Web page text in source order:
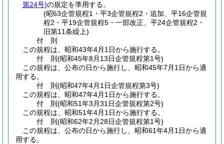
第24号)の規定を準用する。
(昭63企管規程1・平3企管規程2・追加、平16企管規
程2・平19企管規程5・一部改正、平24企管規程2・
旧第11条繰上)
付 則
この規程は、昭和43年4月1日から施行する。
付 則(昭和45年8月13日企管規程第1号)
この規程は、公布の日から施行し、昭和45年7月1日から適
用する。
付 則(昭和47年4月1日企管規程第3号)
この規程は、昭和47年4月1日から施行する。
付 則(昭和51年3月31日企管規程第2号)
この規程は、昭和51年4月1日から施行する。
付 則(昭和62年2月28日企管規程第1号)
この規程は、公布の日から施行し、昭和61年4月1日から適
用する。